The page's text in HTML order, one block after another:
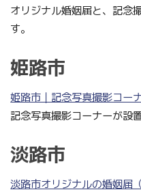
オリジナル婚姻届と、記念
す。
姫路市
姫路市｜記念写真撮影コー
記念写真撮影コーナーが設
淡路市
淡路市オリジナルの婚姻届